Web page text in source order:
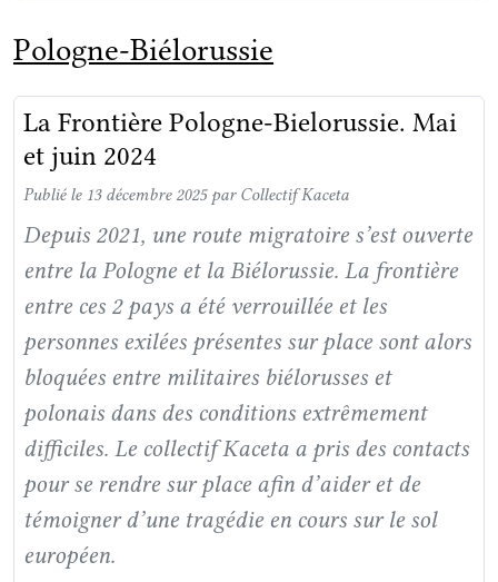
Pologne-Biélorussie
La Frontière Pologne-Bielorussie. Mai
et juin 2024
Publié le 13 décembre 2025 par Collectif Kaceta
Depuis 2021, une route migratoire s’est ouverte
entre la Pologne et la Biélorussie. La frontière
entre ces 2 pays a été verrouillée et les
personnes exilées présentes sur place sont alors
bloquées entre militaires biélorusses et
polonais dans des conditions extrêmement
difficiles. Le collectif Kaceta a pris des contacts
pour se rendre sur place afin d’aider et de
témoigner d’une tragédie en cours sur le sol
européen.